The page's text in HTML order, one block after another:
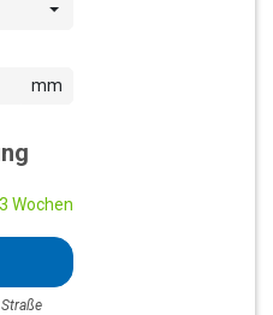
mm
Wochen